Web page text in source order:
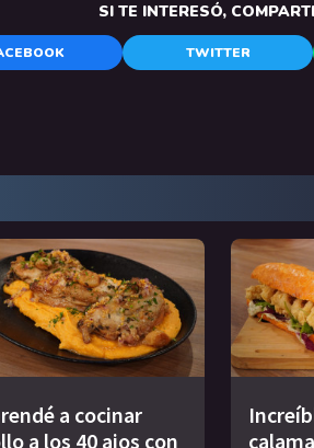
SI TE INTERESÓ,
TWITTER
a cocinar
a los 40 ajos con